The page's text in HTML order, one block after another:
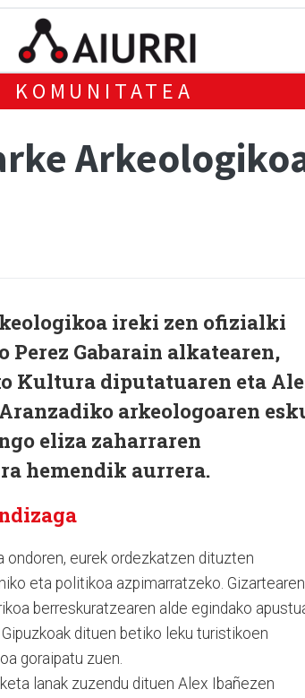
KOMUNITATEA
ireki zen ofizialki
Perez Gabarain alkatearen,
Kultura diputatuaren eta
arkeologoaren
eliza zaharraren
hemendik aurrera.
eurek ordezkatzen dituzten
eta politikoa azpimarratzeko. Gizartearen
berreskuratzearen alde egindako
dituen betiko leku turistikoen
goraipatu zuen.
lanak zuzendu dituen Alex Ibañezen